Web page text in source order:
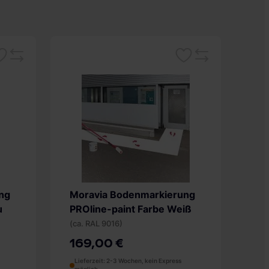
Moravia Bodenmarkierung
PROline-paint Farbe Weiß
(ca. RAL 9016)
169,00 €
Lieferzeit: 2-3 Wochen, kein Express